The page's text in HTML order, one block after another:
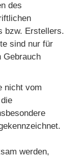
des
bzw. Erstellers.
sind nur für
Gebrauch
nicht vom
werden,